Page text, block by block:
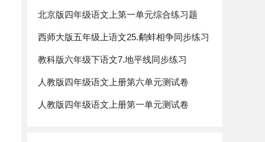
北京版四年级语文上第一单元综合练习题
西师大版五年级上语文25.鹬蚌相争同步练习
教科版六年级下语文7.地平线同步练习
人教版四年级语文上册第六单元测试卷
人教版四年级语文上册第一单元测试卷